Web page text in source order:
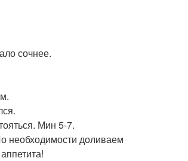
сочнее.
Мин 5-7.
необходимости доливаем